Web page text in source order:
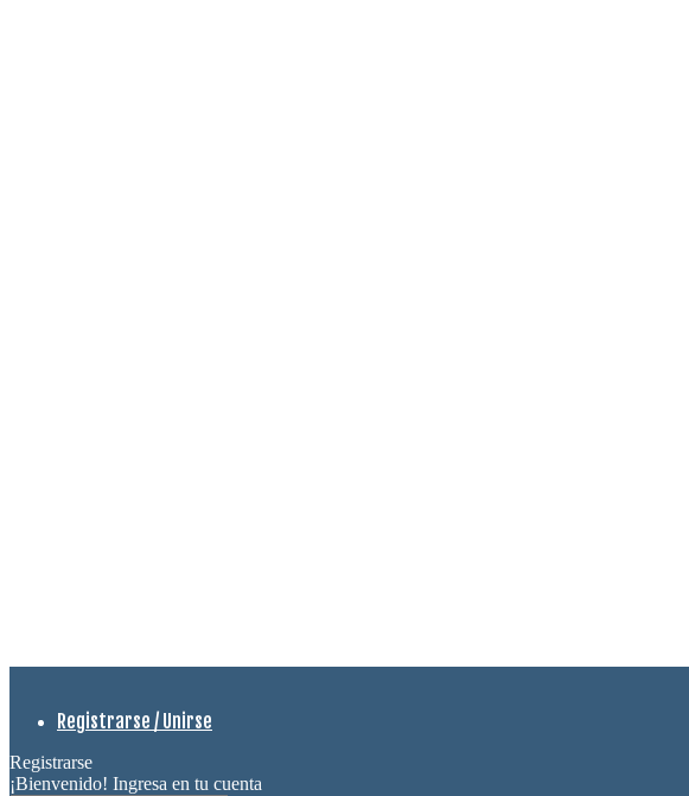
Registrarse / Unirse
Registrarse
¡Bienvenido! Ingresa en tu cuenta